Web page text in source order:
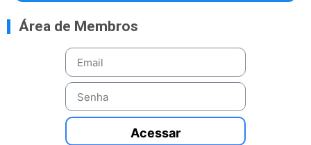
Área de Membros
Acessar